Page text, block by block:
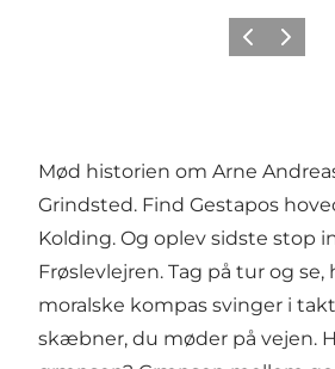
Forrige billede
Næste
Mød historien om Arne
Grindsted. Find Gestapos
Kolding. Og oplev sidste stop
Frøslevlejren. Tag på tur og
moralske kompas svinger i
skæbner, du møder på vejen.